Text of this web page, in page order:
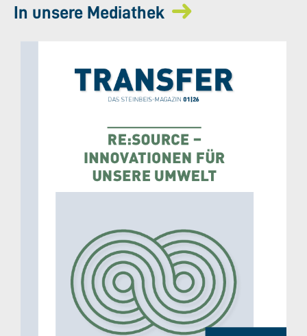
In unsere Mediathek